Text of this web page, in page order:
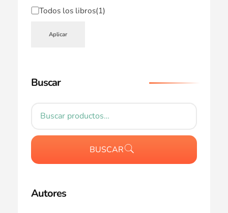
Todos los libros(1)
Aplicar
Buscar
BUSCAR
Autores